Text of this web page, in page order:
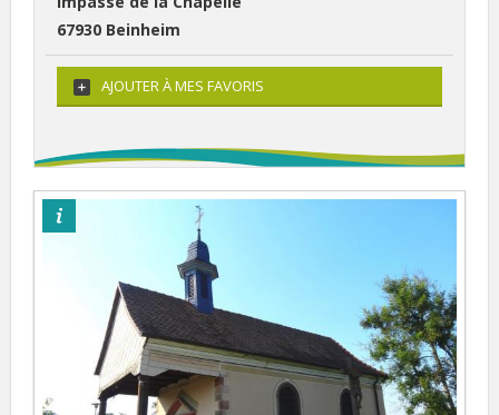
67930 Beinheim
AJOUTER À MES FAVORIS